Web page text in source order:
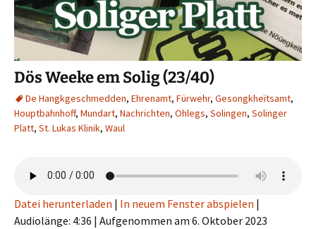
Dös Weeke em Solig (23/40)
De Hangkgeschmedden, Ehrenamt, Fürwehr, Gesongkheïtsamt,
Houptbahnhoff, Mundart, Nachrichten, Ohlegs, Solingen, Solinger
Platt, St. Lukas Klinik, Waul
Datei herunterladen | In neuem Fenster abspielen |
Audiolänge: 4:36 | Aufgenommen am 6. Oktober 2023